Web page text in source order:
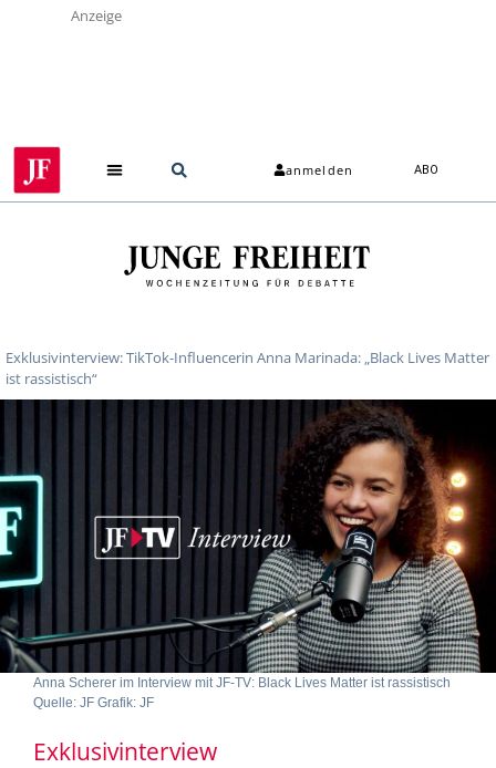
Anzeige
anmelden ABO
Exklusivinterview: TikTok-Influencerin Anna Marinada: „Black Lives Matter
ist rassistisch“
Anna Scherer im Interview mit JF-TV: Black Lives Matter ist rassistisch
Quelle: JF Grafik: JF
Exklusivinterview